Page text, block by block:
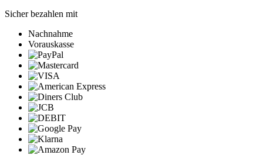
Sicher bezahlen mit
Nachnahme
Vorauskasse